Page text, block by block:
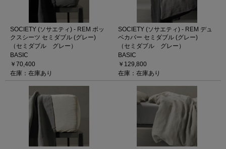
SOCIETY (ソサエティ) - REM ボッ
クスシーツ セミダブル (グレー)
（セミダブル グレー）
BASIC
￥70,400
在庫：在庫あり
SOCIETY (ソサエティ) - REM デュ
ベカバー セミダブル (グレー)
（セミダブル グレー）
BASIC
￥129,800
在庫：在庫あり